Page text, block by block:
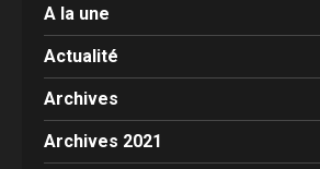
A la une
Actualité
Archives
Archives 2021